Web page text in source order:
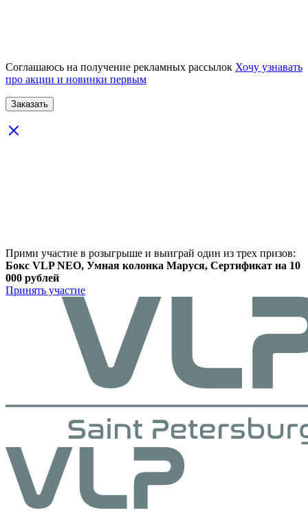
Соглашаюсь на получение рекламных рассылок Хочу узнавать
про акции и новинки первым
Прими участие в розыгрыше и выиграй один из трех призов:
Бокс VLP NEO, Умная колонка Маруся, Сертификат на 10
000 рублей
Принять участие